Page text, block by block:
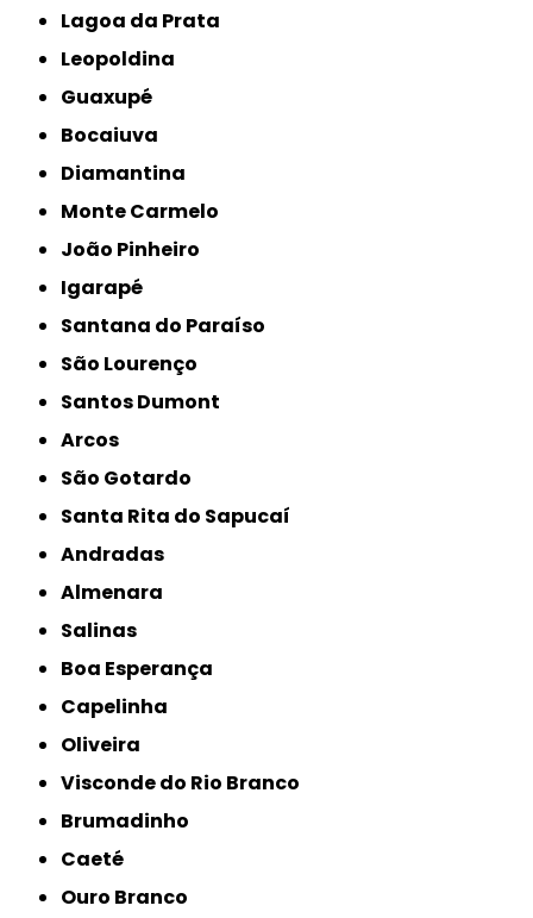
Lagoa da Prata
Leopoldina
Guaxupé
Bocaiuva
Diamantina
Monte Carmelo
João Pinheiro
Igarapé
Santana do Paraíso
São Lourenço
Santos Dumont
Arcos
São Gotardo
Santa Rita do Sapucaí
Andradas
Almenara
Salinas
Boa Esperança
Capelinha
Oliveira
Visconde do Rio Branco
Brumadinho
Caeté
Ouro Branco